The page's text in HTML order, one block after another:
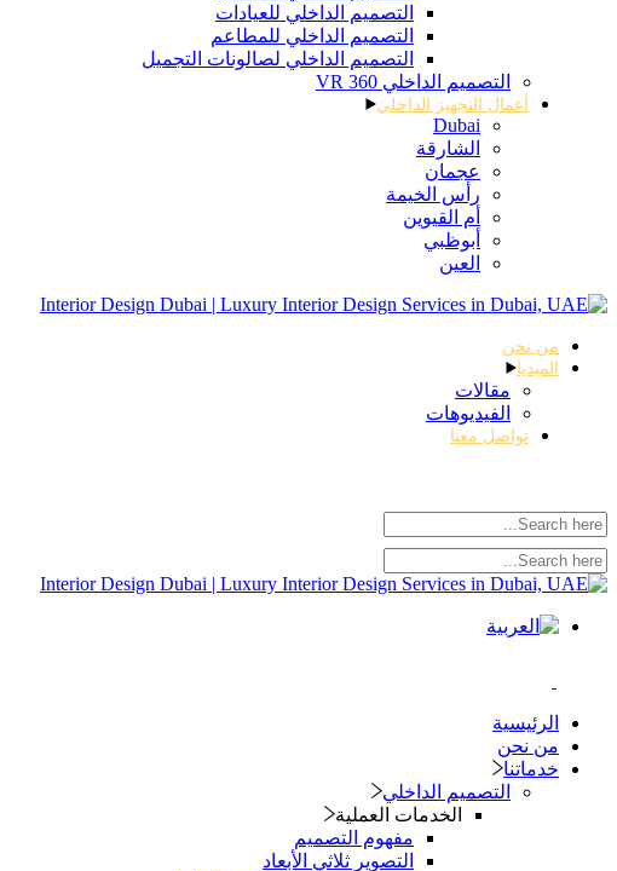
التصميم الداخلي للعيادات
التصميم الداخلي للمطاعم
التصميم الداخلي لصالونات التجميل
التصميم الداخلي 360 VR
أعمال التجهيز الداخلي
Dubai
الشارقة
عجمان
رأس الخيمة
أم القيوين
أبوظبي
العين
من نحن
الميديا
مقالات
الفيديوهات
تواصل معنا
الرئيسية
من نحن
خدماتنا
التصميم الداخلي
الخدمات العملية
مفهوم التصميم
التصوير ثلاثي الأبعاد